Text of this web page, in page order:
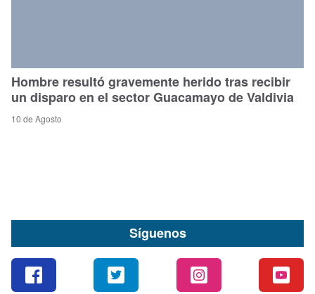
Hombre resultó gravemente herido tras recibir
un disparo en el sector Guacamayo de Valdivia
10 de Agosto
Síguenos